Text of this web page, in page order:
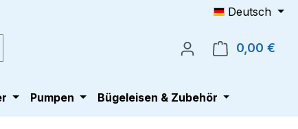
Deutsch
0,00 €
Pumpen Bügeleisen & Zubehör